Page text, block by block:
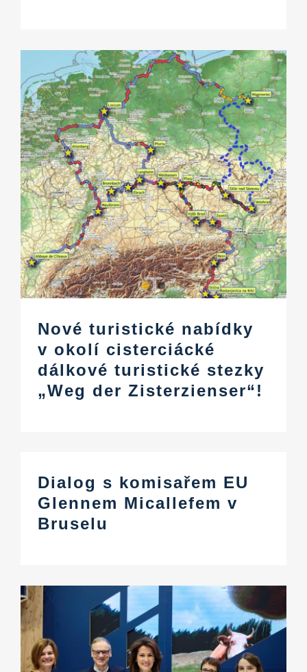
Nové turistické nabídky
v okolí cisterciácké
dálkové turistické stezky
„Weg der Zisterzienser“!
Dialog s komisařem EU
Glennem Micallefem v
Bruselu